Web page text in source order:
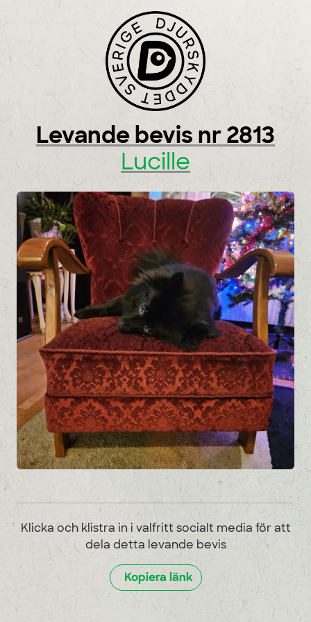
Skip to content
Levande bevis nr 2813
Lucille
Klicka och klistra in i valfritt socialt media för att
dela detta levande bevis
Kopiera länk